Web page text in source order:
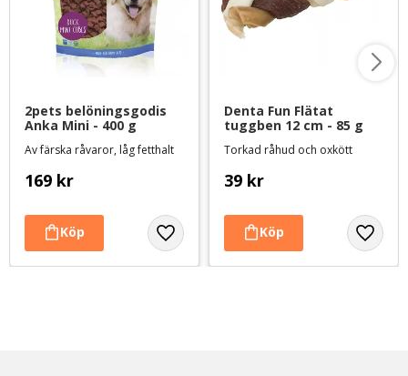
2pets belöningsgodis
Anka Mini - 400 g
Av färska råvaror, låg fetthalt
169 kr
Denta Fun Flätat
tuggben 12 cm - 85 g
Torkad råhud och oxkött
39 kr